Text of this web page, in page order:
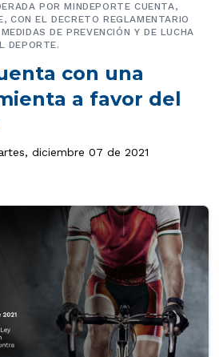
con una
a favor del
POR MINDEPORTE CUENTA,
CON EL DECRETO REGLAMENTARIO
DE PREVENCIÓN Y DE LUCHA
DEPORTE.
diciembre 07 de 2021